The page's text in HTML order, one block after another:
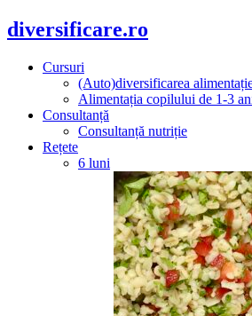
diversificare.ro
Cursuri
(Auto)diversificarea
Alimentația copilului de 1-3
Consultanță
Consultanță nutriție
Rețete
6 luni